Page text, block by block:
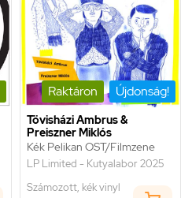
Raktáron Újdonság!
Tövisházi Ambrus &
Preiszner Miklós
Kék Pelikan OST/Filmzene
LP Limited - Kutyalabor 2025
Számozott, kék vinyl